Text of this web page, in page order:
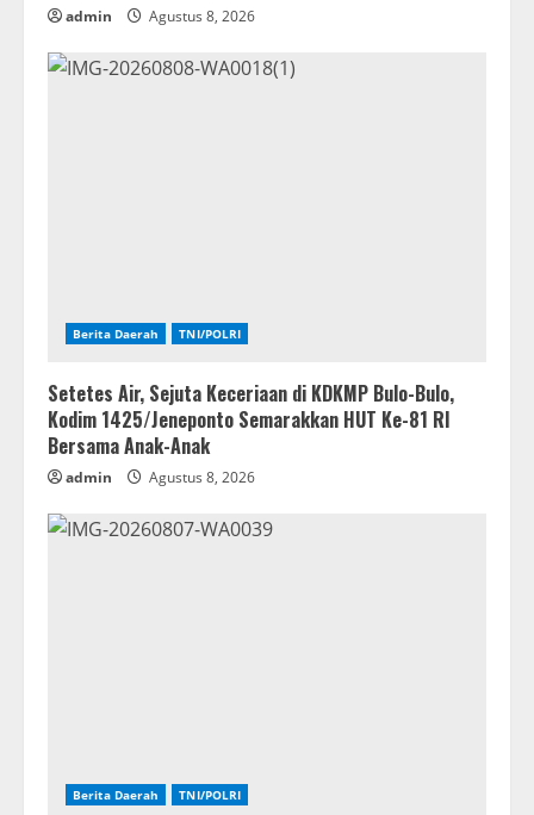
admin Agustus 8, 2026
Berita Daerah TNI/POLRI
Setetes Air, Sejuta Keceriaan di KDKMP Bulo-Bulo,
Kodim 1425/Jeneponto Semarakkan HUT Ke-81 RI
Bersama Anak-Anak
admin Agustus 8, 2026
Berita Daerah TNI/POLRI